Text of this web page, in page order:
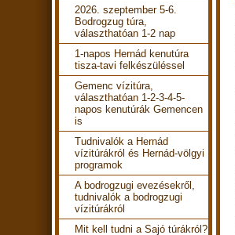
2026. szeptember 5-6.
Bodrogzug túra,
választhatóan 1-2 nap
1-napos Hernád kenutúra
tisza-tavi felkészüléssel
Gemenc vízitúra,
választhatóan 1-2-3-4-5-
napos kenutúrák Gemencen
is
Tudnivalók a Hernád
vízitúrákról és Hernád-völgyi
programok
A bodrogzugi evezésekről,
tudnivalók a bodrogzugi
vízitúrákról
Mit kell tudni a Sajó túrákról?